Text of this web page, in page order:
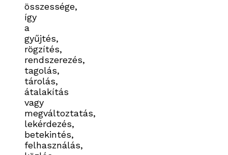
összessége,
így
a
gyűjtés,
rögzítés,
rendszerezés,
tagolás,
tárolás,
átalakítás
vagy
megváltoztatás,
lekérdezés,
betekintés,
felhasználás,